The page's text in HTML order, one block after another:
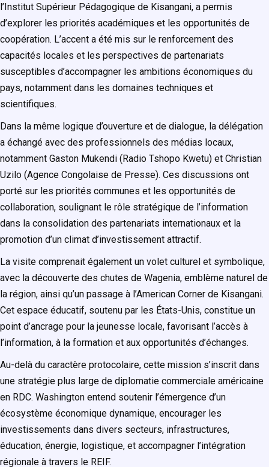
l’Institut Supérieur Pédagogique de Kisangani, a permis
d’explorer les priorités académiques et les opportunités de
coopération. L’accent a été mis sur le renforcement des
capacités locales et les perspectives de partenariats
susceptibles d’accompagner les ambitions économiques du
pays, notamment dans les domaines techniques et
scientifiques.
Dans la même logique d’ouverture et de dialogue, la délégation
a échangé avec des professionnels des médias locaux,
notamment Gaston Mukendi (Radio Tshopo Kwetu) et Christian
Uzilo (Agence Congolaise de Presse). Ces discussions ont
porté sur les priorités communes et les opportunités de
collaboration, soulignant le rôle stratégique de l’information
dans la consolidation des partenariats internationaux et la
promotion d’un climat d’investissement attractif.
La visite comprenait également un volet culturel et symbolique,
avec la découverte des chutes de Wagenia, emblème naturel de
la région, ainsi qu’un passage à l’American Corner de Kisangani.
Cet espace éducatif, soutenu par les États-Unis, constitue un
point d’ancrage pour la jeunesse locale, favorisant l’accès à
l’information, à la formation et aux opportunités d’échanges.
Au-delà du caractère protocolaire, cette mission s’inscrit dans
une stratégie plus large de diplomatie commerciale américaine
en RDC. Washington entend soutenir l’émergence d’un
écosystème économique dynamique, encourager les
investissements dans divers secteurs, infrastructures,
éducation, énergie, logistique, et accompagner l’intégration
régionale à travers le REIF.